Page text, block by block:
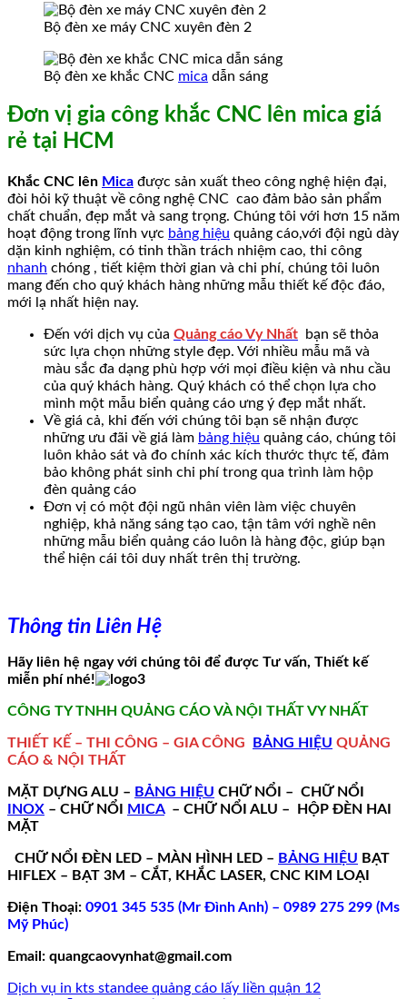
Bộ đèn xe máy CNC xuyên đèn 2
Bộ đèn xe khắc CNC mica dẫn sáng
Đơn vị gia công khắc CNC lên mica giá
rẻ tại HCM
Khắc CNC lên Mica được sản xuất theo công nghệ hiện đại,
đòi hỏi kỹ thuật về công nghệ CNC cao đảm bảo sản phẩm
chất chuẩn, đẹp mắt và sang trọng. Chúng tôi với hơn 15 năm
hoạt động trong lĩnh vực bảng hiệu quảng cáo,với đội ngủ dày
dặn kinh nghiệm, có tinh thần trách nhiệm cao, thi công
nhanh chóng , tiết kiệm thời gian và chi phí, chúng tôi luôn
mang đến cho quý khách hàng những mẫu thiết kế độc đáo,
mới lạ nhất hiện nay.
Đến với dịch vụ của Quảng cáo Vy Nhất bạn sẽ thỏa
sức lựa chọn những style đẹp. Với nhiều mẫu mã và
màu sắc đa dạng phù hợp với mọi điều kiện và nhu cầu
của quý khách hàng. Quý khách có thể chọn lựa cho
mình một mẫu biển quảng cáo ưng ý đẹp mắt nhất.
Về giá cả, khi đến với chúng tôi bạn sẽ nhận được
những ưu đãi về giá làm bảng hiệu quảng cáo, chúng tôi
luôn khảo sát và đo chính xác kích thước thực tế, đảm
bảo không phát sinh chi phí trong qua trình làm hộp
đèn quảng cáo
Đơn vị có một đội ngũ nhân viên làm việc chuyên
nghiệp, khả năng sáng tạo cao, tận tâm với nghề nên
những mẫu biển quảng cáo luôn là hàng độc, giúp bạn
thể hiện cái tôi duy nhất trên thị trường.
Thông tin Liên Hệ
Hãy liên hệ ngay với chúng tôi để được Tư vấn, Thiết kế
miễn phí nhé!
CÔNG TY TNHH QUẢNG CÁO VÀ NỘI THẤT VY NHẤT
THIẾT KẾ – THI CÔNG – GIA CÔNG BẢNG HIỆU QUẢNG
CÁO & NỘI THẤT
MẶT DỰNG ALU – BẢNG HIỆU CHỮ NỔI – CHỮ NỔI
INOX – CHỮ NỔI MICA– CHỮ NỔI ALU – HỘP ĐÈN HAI
MẶT
CHỮ NỔI ĐÈN LED – MÀN HÌNH LED – BẢNG HIỆU BẠT
HIFLEX – BẠT 3M – CẮT, KHẮC LASER, CNC KIM LOẠI
Điện Thoại: 0901 345 535 (Mr Đình Anh) – 0989 275 299 (Ms
Mỹ Phúc)
Email: quangcaovynhat@gmail.com
Dịch vụ in kts standee quảng cáo lấy liền quận 12